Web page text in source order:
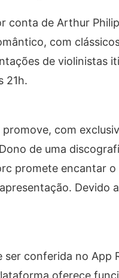
conta de Arthur
com
de violinistas
21h.
com
de uma
promete encantar o
Devido
conferida no App